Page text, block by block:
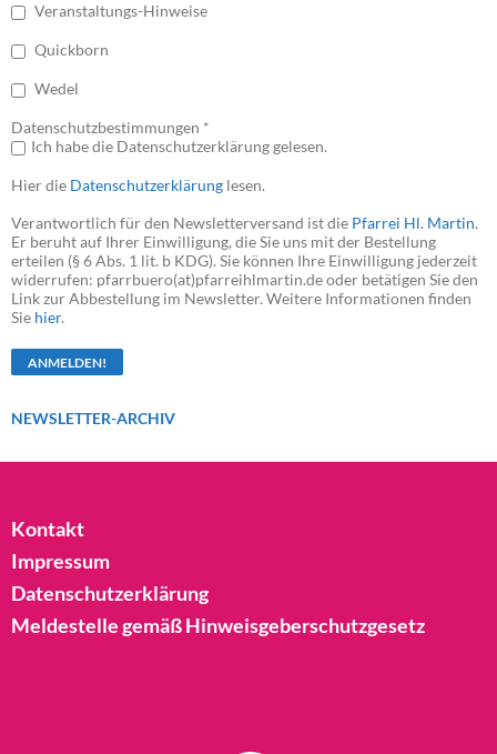
Veranstaltungs-Hinweise
Quickborn
Wedel
Datenschutzbestimmungen *
Ich habe die Datenschutzerklärung gelesen.
Hier die Datenschutzerklärung lesen.
Verantwortlich für den Newsletterversand ist die Pfarrei Hl. Martin.
Er beruht auf Ihrer Einwilligung, die Sie uns mit der Bestellung
erteilen (§ 6 Abs. 1 lit. b KDG). Sie können Ihre Einwilligung jederzeit
widerrufen: pfarrbuero(at)pfarreihlmartin.de oder betätigen Sie den
Link zur Abbestellung im Newsletter. Weitere Informationen finden
Sie hier.
NEWSLETTER-ARCHIV
Kontakt
Impressum
Datenschutzerklärung
Meldestelle gemäß Hinweisgeberschutzgesetz